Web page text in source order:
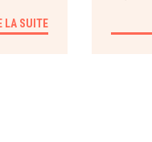
LA SUITE